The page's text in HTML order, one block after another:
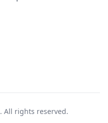
. All rights reserved.